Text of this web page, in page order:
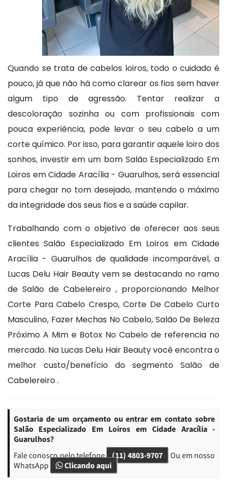
Quando se trata de cabelos loiros, todo o cuidado é
pouco, já que não há como clarear os fios sem haver
algum tipo de agressão. Tentar realizar a
descoloração sozinha ou com profissionais com
pouca experiência, pode levar o seu cabelo a um
corte químico. Por isso, para garantir aquele loiro dos
sonhos, investir em um bom Salão Especializado Em
Loiros em Cidade Aracília - Guarulhos, será essencial
para chegar no tom desejado, mantendo o máximo
da integridade dos seus fios e a saúde capilar.
Trabalhando com o objetivo de oferecer aos seus
clientes Salão Especializado Em Loiros em Cidade
Aracília - Guarulhos de qualidade incomparável, a
Lucas Delu Hair Beauty vem se destacando no ramo
de Salão de Cabelereiro , proporcionando Melhor
Corte Para Cabelo Crespo, Corte De Cabelo Curto
Masculino, Fazer Mechas No Cabelo, Salão De Beleza
Próximo A Mim e Botox No Cabelo de referencia no
mercado. Na Lucas Delu Hair Beauty você encontra o
melhor custo/benefício do segmento Salão de
Cabelereiro .
Gostaria de um orçamento ou entrar em contato sobre
Salão Especializado Em Loiros em Cidade Aracília -
Guarulhos?
Fale conosco pelo telefone (11) 4803-9707
Ou em nosso
WhatsApp
Clicando aqui